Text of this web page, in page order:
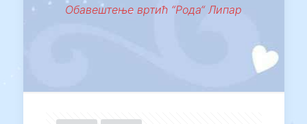
Обавештење вртић “Рода“ Липар